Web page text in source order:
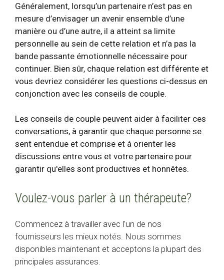
Généralement, lorsqu’un partenaire n’est pas en
mesure d’envisager un avenir ensemble d’une
manière ou d’une autre, il a atteint sa limite
personnelle au sein de cette relation et n’a pas la
bande passante émotionnelle nécessaire pour
continuer. Bien sûr, chaque relation est différente et
vous devriez considérer les questions ci-dessus en
conjonction avec les conseils de couple.
Les conseils de couple peuvent aider à faciliter ces
conversations, à garantir que chaque personne se
sent entendue et comprise et à orienter les
discussions entre vous et votre partenaire pour
garantir qu'elles sont productives et honnêtes.
Voulez-vous parler à un thérapeute?
Commencez à travailler avec l’un de nos
fournisseurs les mieux notés. Nous sommes
disponibles maintenant et acceptons la plupart des
principales assurances.